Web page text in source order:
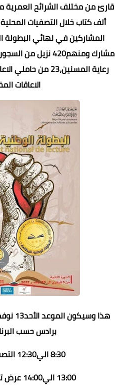
ألف كتاب خلال التصفيات
الاعاقات
هذا
برادس حسب
8:30 الي12:30 التصفيات النهائية
13:00 الي14:00 عرض تنشيطي للأطفال